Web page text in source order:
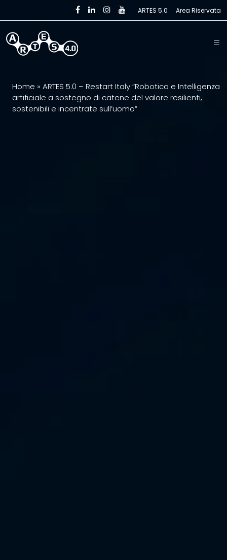
Skip to main content ARTES 5.0 Area Riservata
Home » ARTES 5.0 – Restart Italy “Robotica e Intelligenza
artificiale a sostegno di catene del valore resilienti,
sostenibili e incentrate sull’uomo”